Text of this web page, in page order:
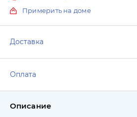
Примерить на доме
Доставка
Оплата
Описание